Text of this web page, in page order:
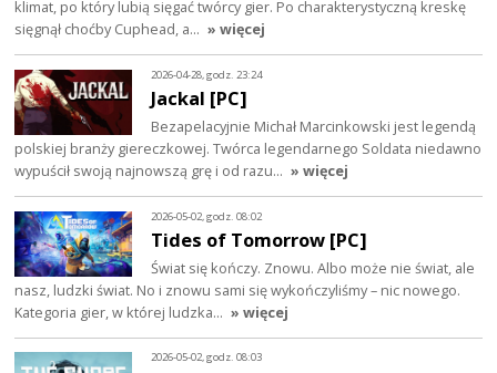
klimat, po który lubią sięgać twórcy gier. Po charakterystyczną kreskę
sięgnął choćby Cuphead, a… » więcej
2026-04-28, godz. 23:24
Jackal [PC]
Bezapelacyjnie Michał Marcinkowski jest legendą
polskiej branży giereczkowej. Twórca legendarnego Soldata niedawno
wypuścił swoją najnowszą grę i od razu… » więcej
2026-05-02, godz. 08:02
Tides of Tomorrow [PC]
Świat się kończy. Znowu. Albo może nie świat, ale
nasz, ludzki świat. No i znowu sami się wykończyliśmy – nic nowego.
Kategoria gier, w której ludzka… » więcej
2026-05-02, godz. 08:03